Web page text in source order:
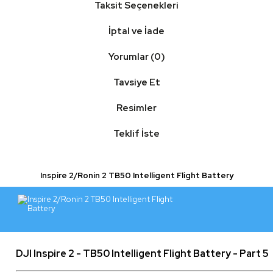
Taksit Seçenekleri
İptal ve İade
Yorumlar (0)
Tavsiye Et
Resimler
Teklif İste
Inspire 2/Ronin 2 TB50 Intelligent Flight Battery
DJI Inspire 2 - TB50 Intelligent Flight Battery - Part 5